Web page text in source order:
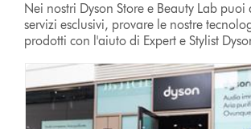
Nei nostri Dyson Store e Beauty Lab puoi
servizi esclusivi, provare le nostre
prodotti con l'aiuto di Expert e Stylist